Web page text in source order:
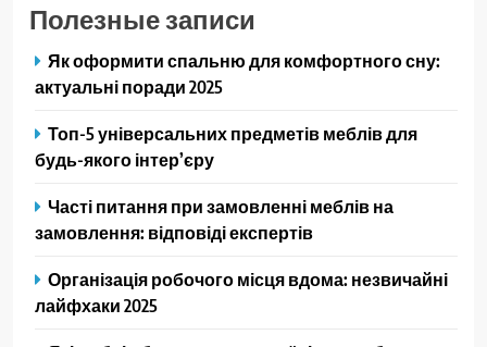
Полезные записи
Як оформити спальню для комфортного сну:
актуальні поради 2025
Топ-5 універсальних предметів меблів для
будь-якого інтер’єру
Часті питання при замовленні меблів на
замовлення: відповіді експертів
Організація робочого місця вдома: незвичайні
лайфхаки 2025